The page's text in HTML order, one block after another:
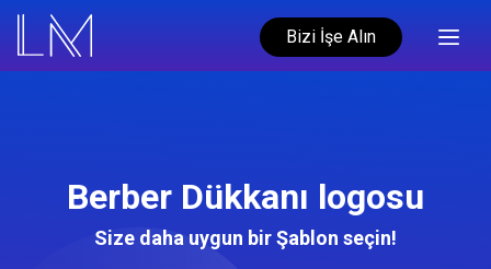
Bizi İşe Alın
Berber Dükkanı logosu
Size daha uygun bir Şablon seçin!